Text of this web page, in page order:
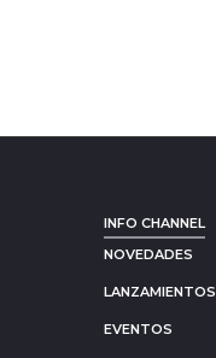
INFO CHANNEL
NOVEDADES
LANZAMIENTOS
EVENTOS